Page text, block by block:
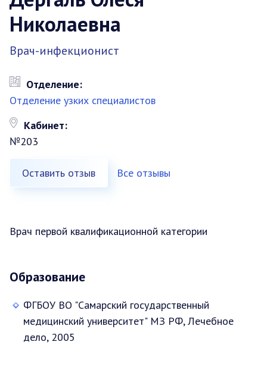
Николаевна
Врач-инфекционист
Отделение:
Отделение узких специалистов
Кабинет:
№203
Оставить отзыв Все отзывы
Врач первой квалификационной категории
Образование
ФГБОУ ВО "Самарский государственный
медицинский университет" МЗ РФ, Лечебное
дело, 2005